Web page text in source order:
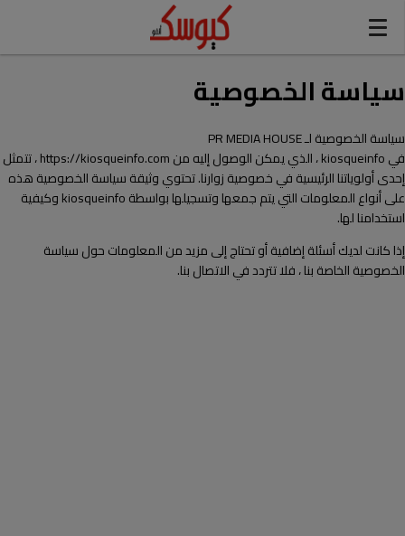
سياسة الخصوصية
سياسة الخصوصية لـ PR MEDIA HOUSE
في kiosqueinfo ، الذي يمكن الوصول إليه من https://kiosqueinfo.com ، تتمثل
إحدى أولوياتنا الرئيسية في خصوصية زوارنا. تحتوي وثيقة سياسة الخصوصية هذه
على أنواع المعلومات التي يتم جمعها وتسجيلها بواسطة kiosqueinfo وكيفية
استخدامنا لها.
إذا كانت لديك أسئلة إضافية أو تحتاج إلى مزيد من المعلومات حول سياسة
الخصوصية الخاصة بنا ، فلا تتردد في الاتصال بنا.
modal-check